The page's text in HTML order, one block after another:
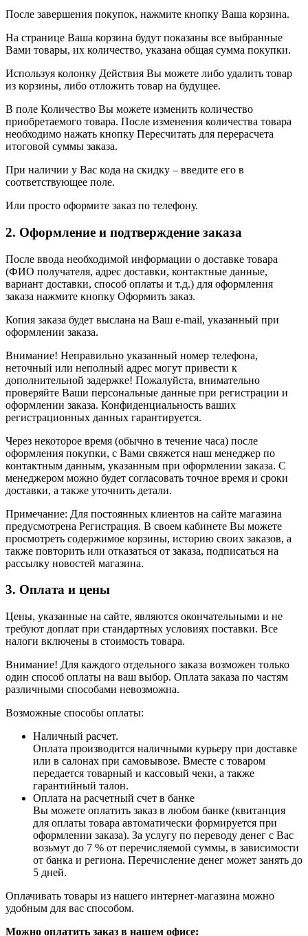
После завершения покупок, нажмите кнопку Ваша корзина.
На странице Ваша корзина будут показаны все выбранные
Вами товары, их количество, указана общая сумма покупки.
Используя колонку Действия Вы можете либо удалить товар
из корзины, либо отложить товар на будущее.
В поле Количество Вы можете изменить количество
приобретаемого товара. После изменения количества товара
необходимо нажать кнопку Пересчитать для перерасчета
итоговой суммы заказа.
При наличии у Вас кода на скидку – введите его в
соответствующее поле.
Или просто оформите заказ по телефону.
2. Оформление и подтверждение заказа
После ввода необходимой информации о доставке товара
(ФИО получателя, адрес доставки, контактные данные,
вариант доставки, способ оплаты и т.д.) для оформления
заказа нажмите кнопку Оформить заказ.
Копия заказа будет выслана на Ваш e-mail, указанный при
оформлении заказа.
Внимание! Неправильно указанный номер телефона,
неточный или неполный адрес могут привести к
дополнительной задержке! Пожалуйста, внимательно
проверяйте Ваши персональные данные при регистрации и
оформлении заказа. Конфиденциальность ваших
регистрационных данных гарантируется.
Через некоторое время (обычно в течение часа) после
оформления покупки, с Вами свяжется наш менеджер по
контактным данным, указанным при оформлении заказа. С
менеджером можно будет согласовать точное время и сроки
доставки, а также уточнить детали.
Примечание: Для постоянных клиентов на сайте магазина
предусмотрена Регистрация. В своем кабинете Вы можете
просмотреть содержимое корзины, историю своих заказов, а
также повторить или отказаться от заказа, подписаться на
рассылку новостей магазина.
3. Оплата и цены
Цены, указанные на сайте, являются окончательными и не
требуют доплат при стандартных условиях поставки. Все
налоги включены в стоимость товара.
Внимание! Для каждого отдельного заказа возможен только
один способ оплаты на ваш выбор. Оплата заказа по частям
различными способами невозможна.
Возможные способы оплаты:
Наличный расчет.
Оплата производится наличными курьеру при доставке
или в салонах при самовывозе. Вместе с товаром
передается товарный и кассовый чеки, а также
гарантийный талон.
Оплата на расчетный счет в банке
Вы можете оплатить заказ в любом банке (квитанция
для оплаты товара автоматически формируется при
оформлении заказа). За услугу по переводу денег с Вас
возьмут до 7 % от перечисляемой суммы, в зависимости
от банка и региона. Перечисление денег может занять до
5 дней.
Оплачивать товары из нашего интернет-магазина можно
удобным для вас способом.
Можно оплатить заказ в нашем офисе: